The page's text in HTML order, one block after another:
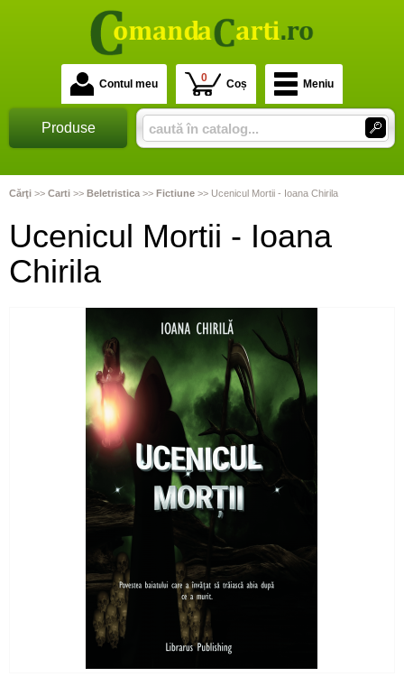
Contul meu 0 Coș Meniu
Produse
Cărţi >> Carti >> Beletristica >> Fictiune >> Ucenicul Mortii - Ioana Chirila
Ucenicul Mortii - Ioana
Chirila